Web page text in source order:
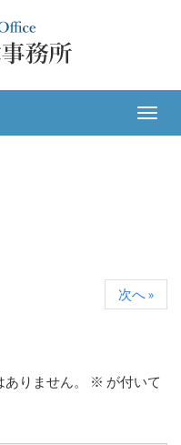
ナ
ビ
次へ »
りません。 ※ が付いて